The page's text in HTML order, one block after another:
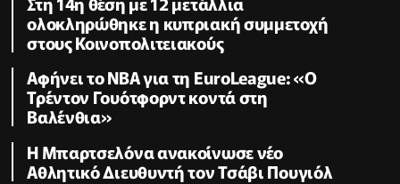
ολοκληρώθηκε η κυπριακή συμμετοχή
στους Κοινοπολιτειακούς
Αφήνει το NBA για τη EuroLeague: «Ο
Τρέντον Γουότφορντ κοντά στη
Βαλένθια»
Η Μπαρτσελόνα ανακοίνωσε νέο
Αθλητικό Διευθυντή τον Τσάβι Πουγιόλ